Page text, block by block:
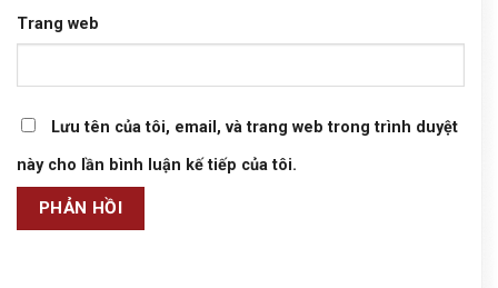
Trang web
Lưu tên của tôi, email, và trang web trong trình duyệt
này cho lần bình luận kế tiếp của tôi.